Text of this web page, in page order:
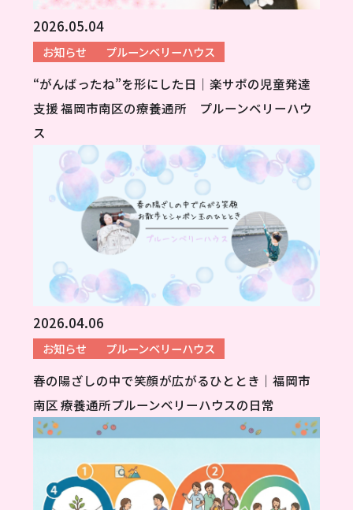
2026.05.04
お知らせ プルーンベリーハウス
“がんばったね”を形にした日｜楽サポの児童発達
支援 福岡市南区の療養通所 プルーンベリーハウ
ス
2026.04.06
お知らせ プルーンベリーハウス
春の陽ざしの中で笑顔が広がるひととき｜福岡市
南区 療養通所プルーンベリーハウスの日常